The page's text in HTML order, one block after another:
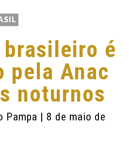
é
pela Anac
noturnos
Pampa | 8 de maio de